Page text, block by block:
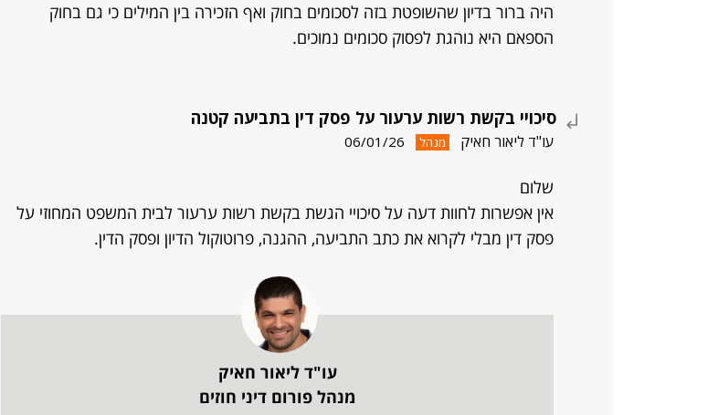
היה ברור בדיון שהשופטת בזה לסכומים בחוק ואף הזכירה בין המילים כי גם בחוק
הספאם היא נוהגת לפסוק סכומים נמוכים.
סיכויי בקשת רשות ערעור על פסק דין בתביעה קטנה
עו"ד ליאור חאיק מנהל 06/01/26
שלום
אין אפשרות לחוות דעה על סיכויי הגשת בקשת רשות ערעור לבית המשפט המחוזי על
פסק דין מבלי לקרוא את כתב התביעה, ההגנה, פרוטוקול הדיון ופסק הדין.
עו"ד ליאור חאיק
מנהל פורום דיני חוזים